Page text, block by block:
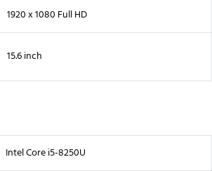
1920 x 1080 Full HD
15.6 inch
Intel Core i5-8250U